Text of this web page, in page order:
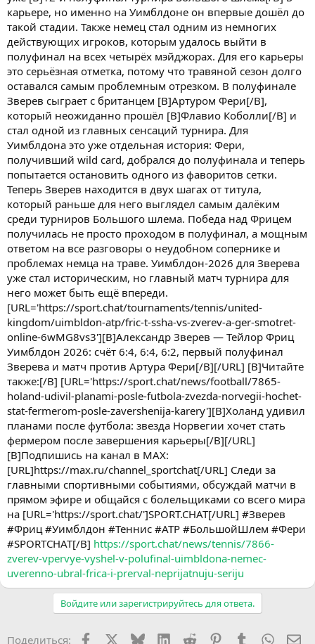
карьере, но именно на Уимблдоне он впервые дошёл до
такой стадии. Также немец стал одним из немногих
действующих игроков, которым удалось выйти в
полуфинал на всех четырёх мэйджорах. Для его карьеры
это серьёзная отметка, потому что травяной сезон долго
оставался самым проблемным отрезком. В полуфинале
Зверев сыграет с британцем [B]Артуром Фери[/B],
который неожиданно прошёл [B]Флавио Коболли[/B] и
стал одной из главных сенсаций турнира. Для
Уимблдона это уже отдельная история: Фери,
получивший wild card, добрался до полуфинала и теперь
попытается остановить одного из фаворитов сетки.
Теперь Зверев находится в двух шагах от титула,
который раньше для него выглядел самым далёким
среди турниров Большого шлема. Победа над Фрицем
получилась не просто проходом в полуфинал, а мощным
ответом на все разговоры о неудобном сопернике и
проблемах немца на траве. Уимблдон-2026 для Зверева
уже стал историческим, но главный матч турнира для
него может быть ещё впереди.
[URL='https://sport.chat/tournaments/tennis/united-
kingdom/uimbldon-atp/fric-t-ssha-vs-zverev-a-ger-smotret-
online-6wMG8vs3'][B]Александр Зверев — Тейлор Фриц
Уимблдон 2026: счёт 6:4, 6:4, 6:2, первый полуфинал
Зверева и матч против Артура Фери[/B][/URL] [B]Читайте
также:[/B] [URL='https://sport.chat/news/football/7865-
holand-udivil-planami-posle-futbola-zvezda-norvegii-hochet-
stat-fermerom-posle-zavershenija-karery'][B]Холанд удивил
планами после футбола: звезда Норвегии хочет стать
фермером после завершения карьеры[/B][/URL]
[B]Подпишись на канал в MAX:
[URL]https://max.ru/channel_sportchat[/URL] Следи за
главными спортивными событиями, обсуждай матчи в
прямом эфире и общайся с болельщиками со всего мира
на [URL='https://sport.chat/']SPORT.CHAT[/URL] #Зверев
#Фриц #Уимблдон #Теннис #ATP #БольшойШлем #Фери
#SPORTCHAT[/B] https://sport.chat/news/tennis/7866-
zverev-vpervye-vyshel-v-polufinal-uimbldona-nemec-
uverenno-ubral-frica-i-prerval-neprijatnuju-seriju
Войдите или зарегистрируйтесь для ответа.
Поделиться: FacebookX (Twitter)
BlueskyLinkedIn
Reddit PinterestTumblr